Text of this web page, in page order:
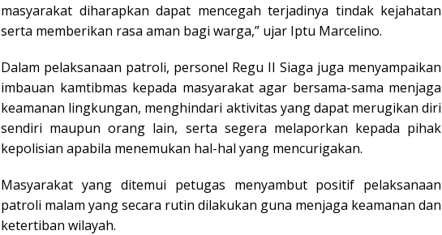
masyarakat diharapkan dapat mencegah terjadinya tindak kejahatan
serta memberikan rasa aman bagi warga,” ujar Iptu Marcelino.
Dalam pelaksanaan patroli, personel Regu II Siaga juga menyampaikan
imbauan kamtibmas kepada masyarakat agar bersama-sama menjaga
keamanan lingkungan, menghindari aktivitas yang dapat merugikan diri
sendiri maupun orang lain, serta segera melaporkan kepada pihak
kepolisian apabila menemukan hal-hal yang mencurigakan.
Masyarakat yang ditemui petugas menyambut positif pelaksanaan
patroli malam yang secara rutin dilakukan guna menjaga keamanan dan
ketertiban wilayah.